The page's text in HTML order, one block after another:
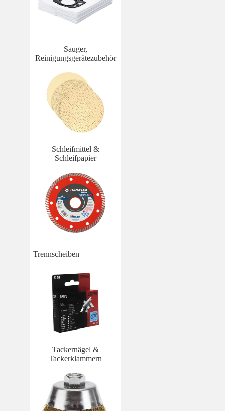
Sauger,
Reinigungsgerätezubehör
Schleifmittel &
Schleifpapier
Trennscheiben
Tackernägel &
Tackerklammern